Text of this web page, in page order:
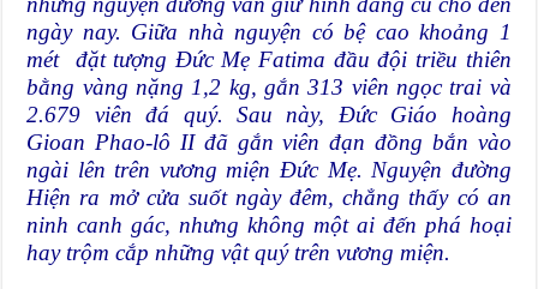
ngày nay. Giữa nhà nguyện có bệ cao khoảng 1
mét đặt tượng Đức Mẹ Fatima đầu đội triều thiên
bằng vàng nặng 1,2 kg, gắn 313 viên ngọc trai và
2.679 viên đá quý. Sau này, Đức Giáo hoàng
Gioan Phao-lô II đã gắn viên đạn đồng bắn vào
ngài lên trên vương miện Đức Mẹ. Nguyện đường
Hiện ra mở cửa suốt ngày đêm, chẳng thấy có an
ninh canh gác, nhưng không một ai đến phá hoại
hay trộm cắp những vật quý trên vương miện.